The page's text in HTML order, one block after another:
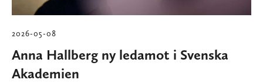
2026-05-08
Anna Hallberg ny ledamot i Svenska
Akademien